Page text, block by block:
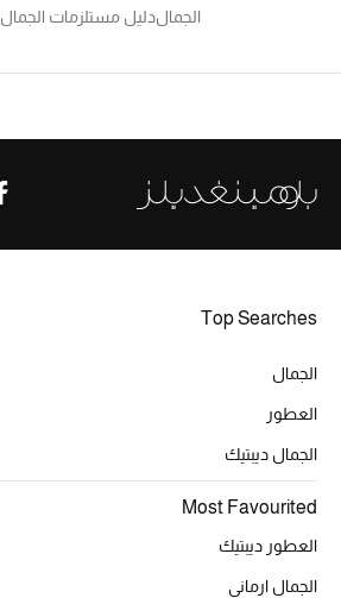
الجمالدليل مستلزمات الجمال
Top Searches
الجمال
العطور
الجمال ديبتيك
Most Favourited
العطور ديبتيك
الجمال ارماني